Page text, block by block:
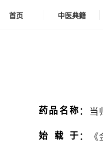
首页 中医典籍
药品名称：
当
始载于：